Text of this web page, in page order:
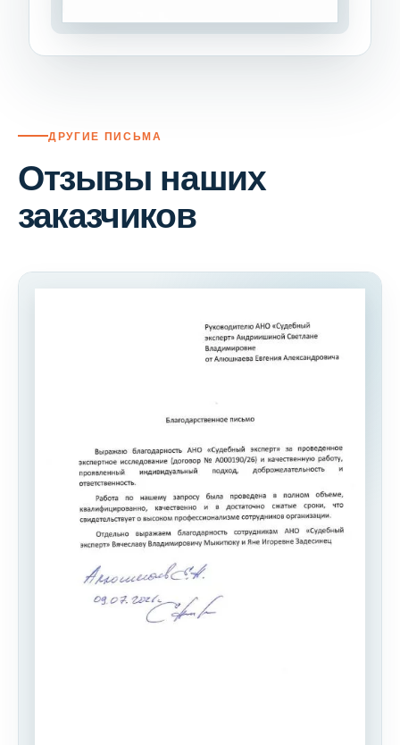
ДРУГИЕ ПИСЬМА
Отзывы наших
заказчиков